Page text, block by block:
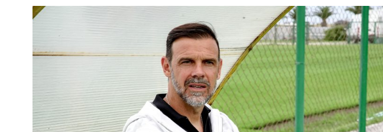
Interés
General
Ciudad
Deportes
Arte
Espectáculos